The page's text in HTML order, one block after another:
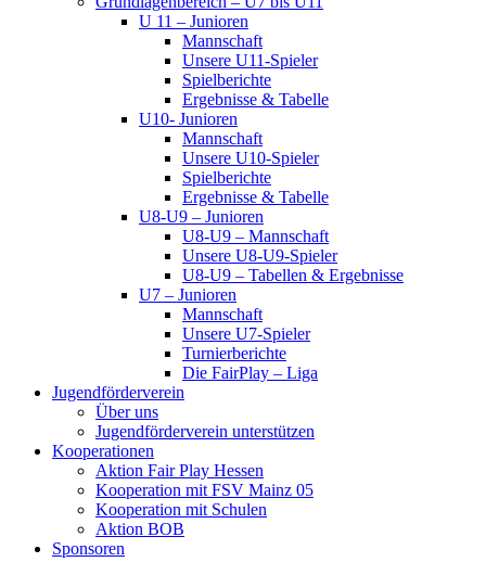
U 11 – Junioren
Mannschaft
Unsere U11-Spieler
Spielberichte
Ergebnisse & Tabelle
U10- Junioren
Mannschaft
Unsere U10-Spieler
Spielberichte
Ergebnisse & Tabelle
U8-U9 – Junioren
U8-U9 – Mannschaft
Unsere U8-U9-Spieler
U8-U9 – Tabellen & Ergebnisse
U7 – Junioren
Mannschaft
Unsere U7-Spieler
Turnierberichte
Die FairPlay – Liga
Jugendförderverein
Über uns
Jugendförderverein unterstützen
Kooperationen
Aktion Fair Play Hessen
Kooperation mit FSV Mainz 05
Kooperation mit Schulen
Aktion BOB
Sponsoren